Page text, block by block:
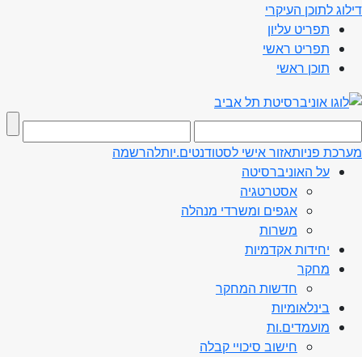
דילוג לתוכן העיקרי
תפריט עליון
תפריט ראשי
תוכן ראשי
מערכת פניותאזור אישי לסטודנטים.יותלהרשמה
על האוניברסיטה
אסטרטגיה
אגפים ומשרדי מנהלה
משרות
יחידות אקדמיות
מחקר
חדשות המחקר
בינלאומיות
מועמדים.ות
חישוב סיכויי קבלה